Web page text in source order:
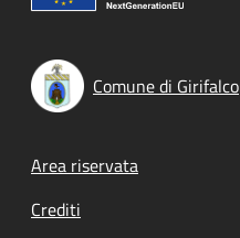
Comune di Girifalco
Footer menu
Area riservata
Crediti